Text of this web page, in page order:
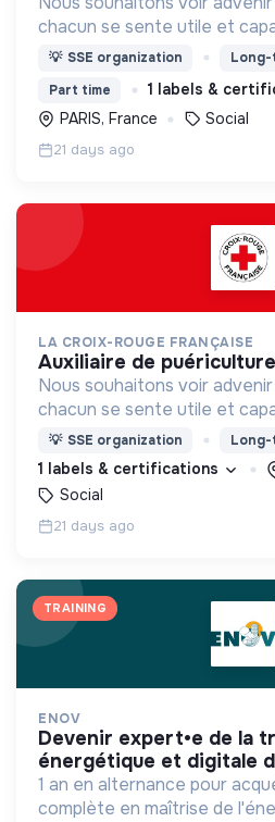
chacun se sente utile et
nous proposons des
💡 SSE organization
Part time
1 labels &
PARIS, France
Social
21 days ago
LA CROIX-ROUGE FRANÇAISE
auxiliaire de
Nous souhaitons voir
chacun se sente utile et
nous proposons des
d’engagement innovants et
💡 SSE organization
1 labels & certifications
Social
21 days ago
TRAINING
ENOV
devenir expert•e de la transition
énergétique et digitale
1 an en alternance pour
complète en maîtrise de